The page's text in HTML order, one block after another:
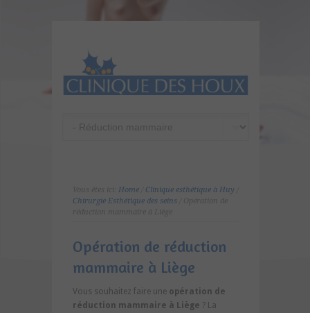
Home/ Clinique esthétique à Huy
Chirurgie Esthétique des seins
Opération de réduction
mammaire à Liège
Vous souhaitez faire une opération de
réduction mammaire à Liège ? La